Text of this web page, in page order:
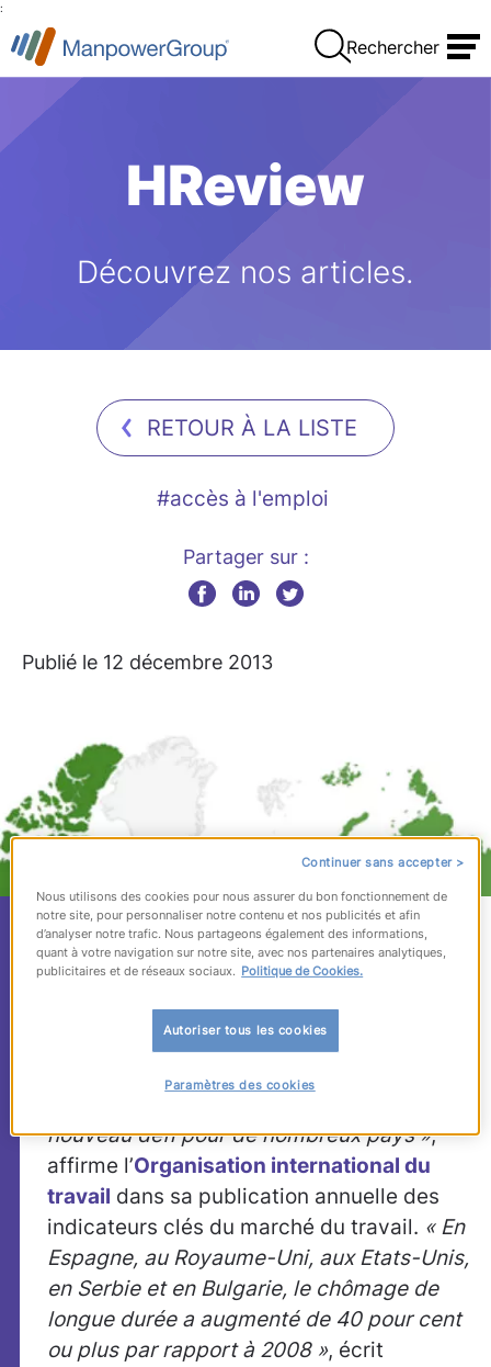
:
Rechercher
HReview
Découvrez nos articles.
RETOUR À LA LISTE
#accès à l'emploi
Partager sur :
Publié le 12 décembre 2013
Retrouver du travail
en moins d’un an :
mission impossible ?
nouveau défi pour de nombreux pays »,
affirme l’Organisation international du
travail dans sa publication annuelle des
indicateurs clés du marché du travail. « En
Espagne, au Royaume-Uni, aux Etats-Unis,
en Serbie et en Bulgarie, le chômage de
longue durée a augmenté de 40 pour cent
ou plus par rapport à 2008 », écrit
Continuer sans accepter >
Nous utilisons des cookies pour nous assurer du bon fonctionnement de
notre site, pour personnaliser notre contenu et nos publicités et afin
d’analyser notre trafic. Nous partageons également des informations,
quant à votre navigation sur notre site, avec nos partenaires analytiques,
publicitaires et de réseaux sociaux. Politique de Cookies.
Autoriser tous les cookies
Paramètres des cookies